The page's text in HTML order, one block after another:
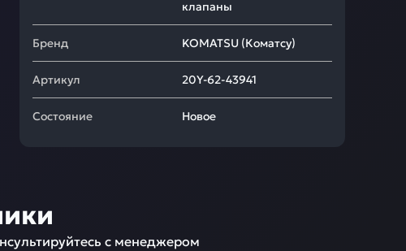
клапаны
Бренд KOMATSU (Коматсу)
Артикул 20Y-62-43941
Состояние Новое
с менеджером